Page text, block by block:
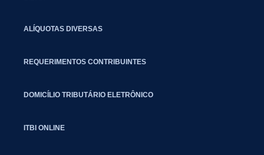
ALÍQUOTAS DIVERSAS
REQUERIMENTOS CONTRIBUINTES
DOMICÍLIO TRIBUTÁRIO ELETRÔNICO
ITBI ONLINE